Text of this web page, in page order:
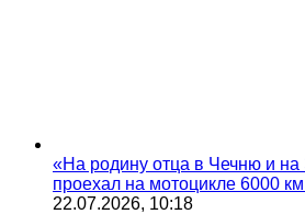
«На родину отца в Чечню и на
проехал на мотоцикле 6000
22.07.2026, 10:18